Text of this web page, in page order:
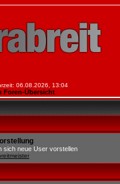
06.08.2026, 13:04
Foren-Übersicht
sich neue User vorstellen